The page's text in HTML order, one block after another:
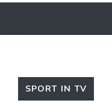
SPORT IN TV